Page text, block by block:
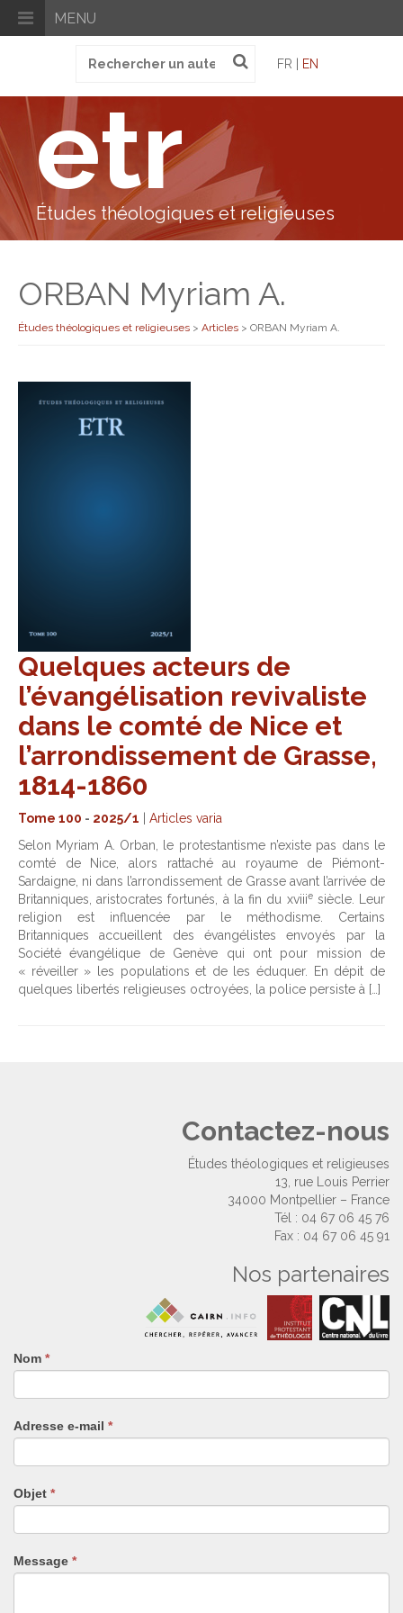
MENU
pour
FR | EN
etr
Études théologiques et religieuses
ORBAN Myriam A.
Études théologiques et religieuses > Articles > ORBAN Myriam A.
Quelques acteurs de
l’évangélisation revivaliste
dans le comté de Nice et
l’arrondissement de Grasse,
1814-1860
Tome 100 - 2025/1
Articles varia
Selon Myriam A. Orban, le protestantisme n’existe pas dans le
comté de Nice, alors rattaché au royaume de Piémont-
Sardaigne, ni dans l’arrondissement de Grasse avant l’arrivée de
Britanniques, aristocrates fortunés, à la fin du xviiiesiècle. Leur
religion est influencée par le méthodisme. Certains
Britanniques accueillent des évangélistes envoyés par la
Société évangélique de Genève qui ont pour mission de
« réveiller » les populations et de les éduquer. En dépit de
quelques libertés religieuses octroyées, la police persiste à […]
Contactez-nous
Études théologiques et religieuses
13, rue Louis Perrier
34000 Montpellier – France
Tél : 04 67 06 45 76
Fax : 04 67 06 45 91
Nos partenaires
Nom *
Adresse e-mail *
Objet *
Message *
Si
vous
êtes
humain,
remplissez
ce